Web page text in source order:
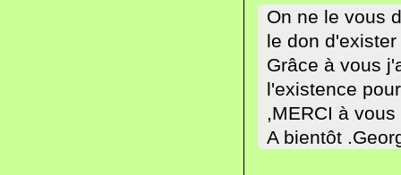
On ne le vous
le don
Grâce à vous
l'existence
,MERCI à
A bientôt